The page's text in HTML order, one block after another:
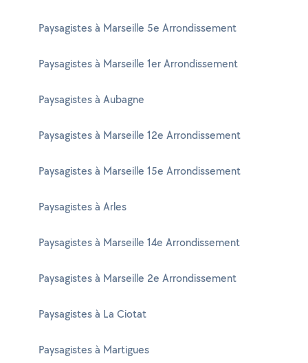
Paysagistes à Marseille 5e Arrondissement
Paysagistes à Marseille 1er Arrondissement
Paysagistes à Aubagne
Paysagistes à Marseille 12e Arrondissement
Paysagistes à Marseille 15e Arrondissement
Paysagistes à Arles
Paysagistes à Marseille 14e Arrondissement
Paysagistes à Marseille 2e Arrondissement
Paysagistes à La Ciotat
Paysagistes à Martigues